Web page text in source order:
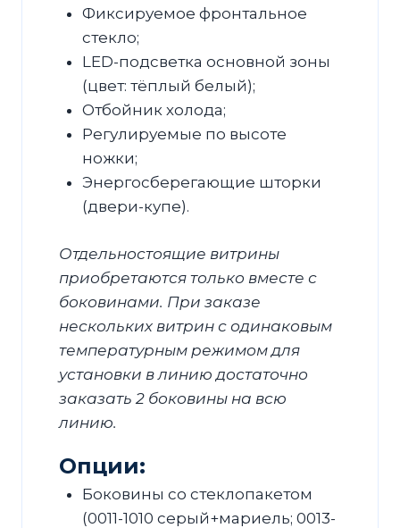
Фиксируемое фронтальное
стекло;
LED-подсветка основной зоны
(цвет: тёплый белый);
Отбойник холода;
Регулируемые по высоте
ножки;
Энергосберегающие шторки
(двери-купе).
Отдельностоящие витрины
приобретаются только вместе с
боковинами. При заказе
нескольких витрин с одинаковым
температурным режимом для
установки в линию достаточно
заказать 2 боковины на всю
линию.
Опции:
Боковины со стеклопакетом
(0011-1010 серый+мариель; 0013-